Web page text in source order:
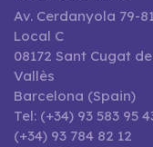
Av. Cerdanyola 79-
Local C
08172 Sant Cugat
Vallès
Barcelona (Spain)
Tel: (+34) 93 583 95
(+34) 93 784 82 12